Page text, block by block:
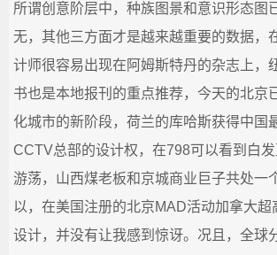
所谓创意阶层中，种族图景和意识形态图
无，其他三方面才是越来越重要的数据，
计师很容易出现在阿姆斯特丹的杂志上，
书也是本地报刊的重点推荐，今天的北京
化城市的新阶段，荷兰的库哈斯获得中国
CCTV总部的设计权，在798可以看到白
游荡，山西煤老板和京城商业巨子共处一
以，在美国注册的北京MAD活动加拿大超
设计，并没有让我感到惊讶。况且，全球